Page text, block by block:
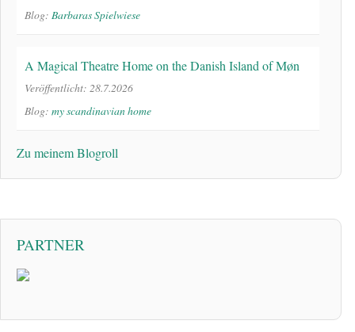
Blog: Barbaras Spielwiese
A Magical Theatre Home on the Danish Island of Møn
Veröffentlicht: 28.7.2026
Blog: my scandinavian home
Zu meinem Blogroll
PARTNER